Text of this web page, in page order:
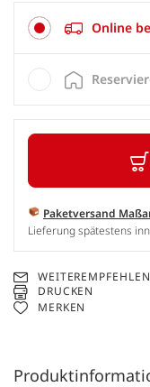
Online
Paketversand
Lieferung spätestens
WEITEREMPFEHLEN
DRUCKEN
MERKEN